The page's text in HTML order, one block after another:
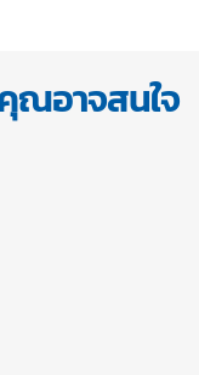
ณอาจสนใจ